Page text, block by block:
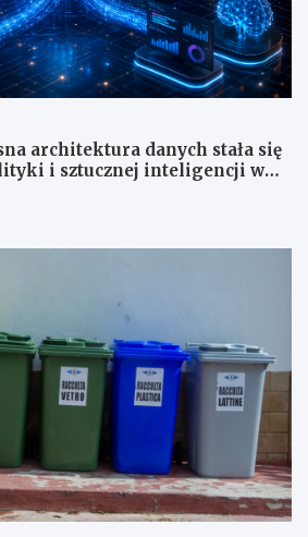
architektura danych stała się
i sztucznej inteligencji w